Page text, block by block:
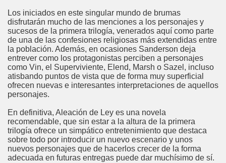
Los iniciados en este singular mundo de brumas
disfrutarán mucho de las menciones a los personajes y
sucesos de la primera trilogía, venerados aquí como parte
de una de las confesiones religiosas más extendidas entre
la población. Además, en ocasiones Sanderson deja
entrever como los protagonistas perciben a personajes
como Vin, el Superviviente, Elend, Marsh o Sazel, incluso
atisbando puntos de vista que de forma muy superficial
ofrecen nuevas e interesantes interpretaciones de aquellos
personajes.
En definitiva, Aleación de Ley es una novela
recomendable, que sin estar a la altura de la primera
trilogía ofrece un simpático entretenimiento que destaca
sobre todo por introducir un nuevo escenario y unos
nuevos personajes que de hacerlos crecer de la forma
adecuada en futuras entregas puede dar muchísimo de sí.